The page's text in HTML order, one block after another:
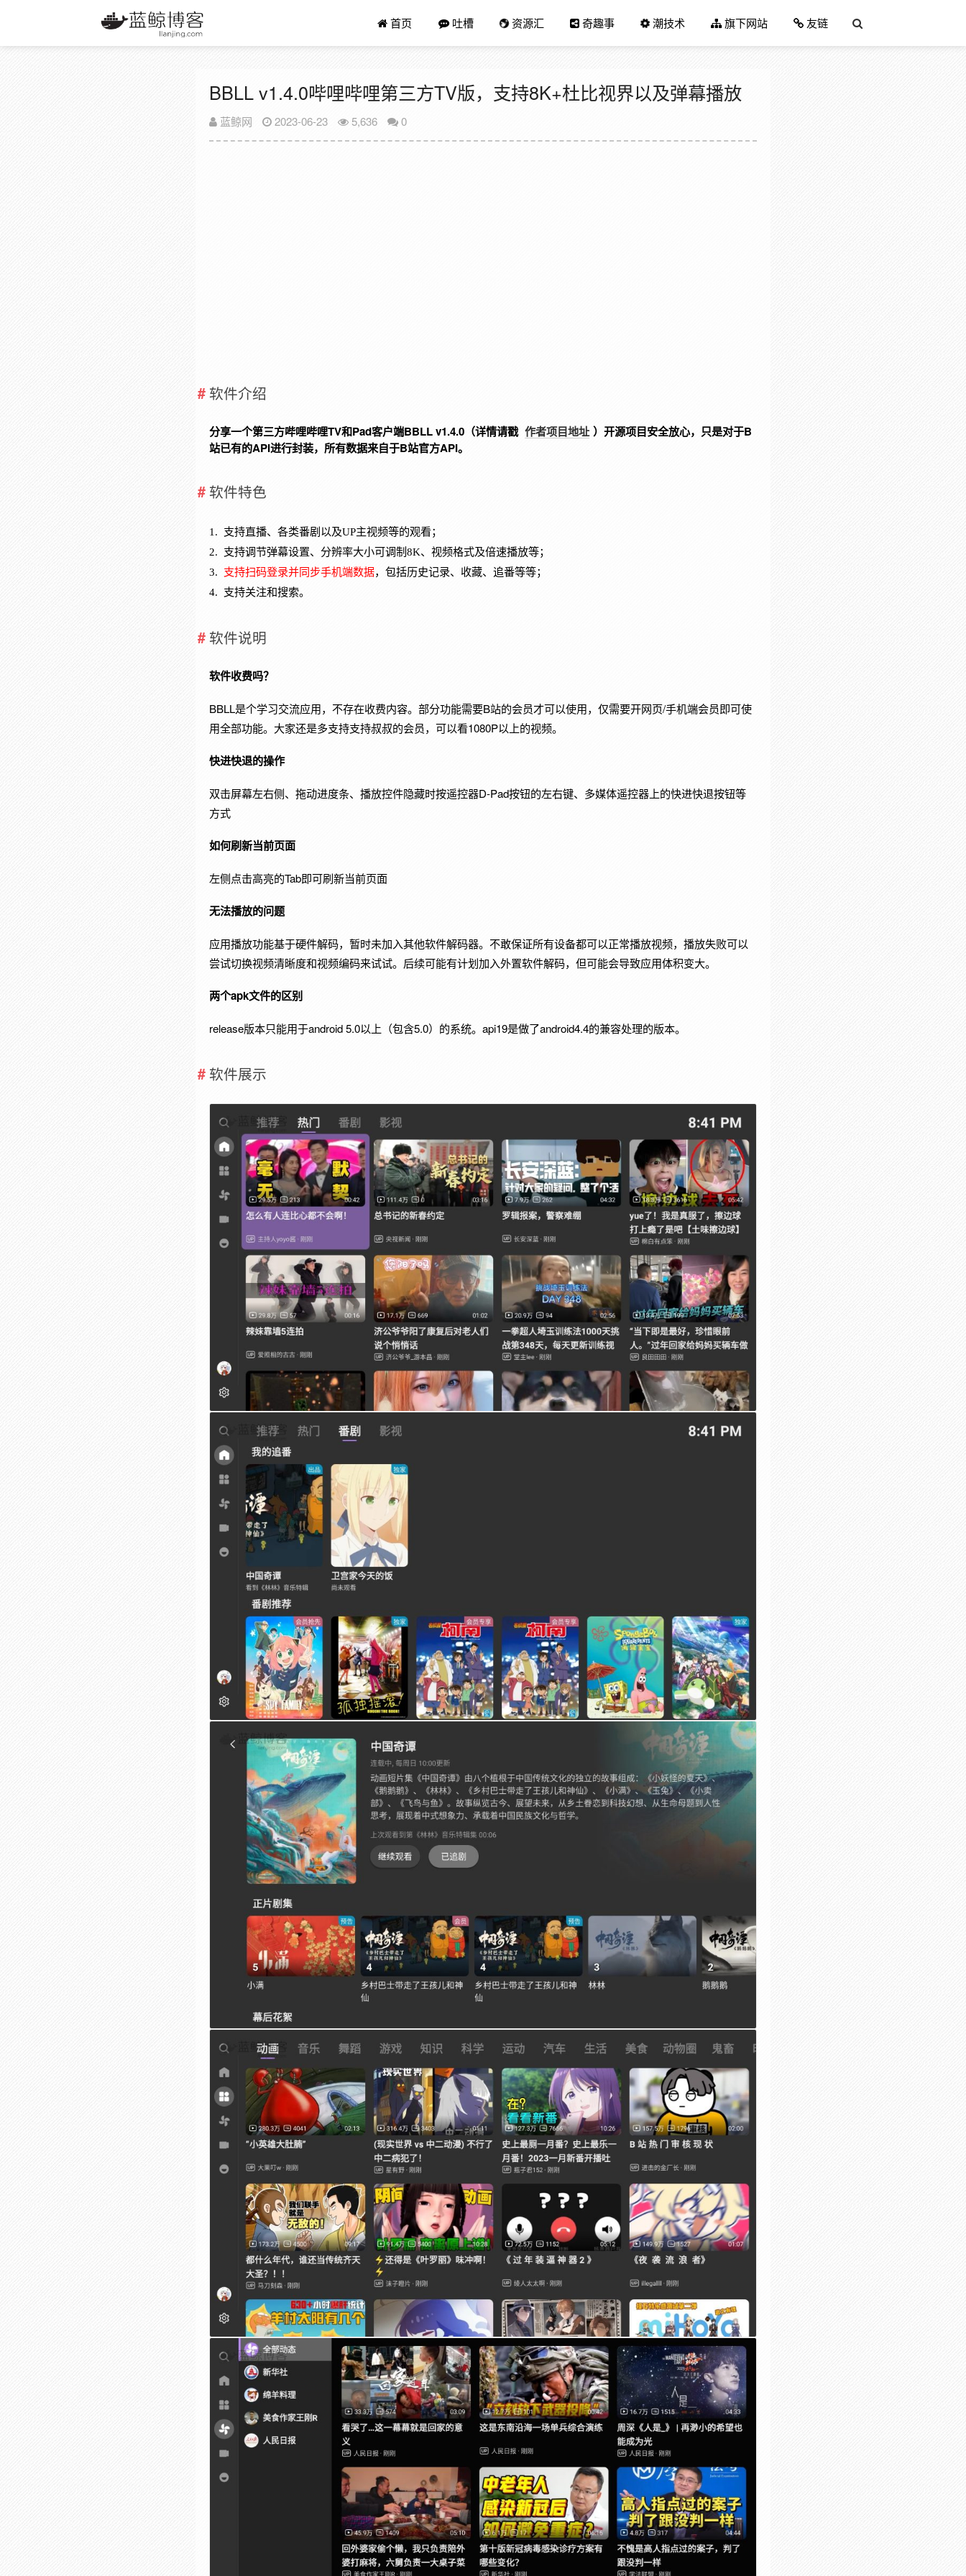
首页 吐槽 资源汇 奇趣事 潮技术 旗下网站 友链
BBLL v1.4.0哔哩哔哩第三方TV版，支持8K+杜比视界以及弹幕播放
蓝鲸网 2023-06-23 5,636 0
软件介绍
分享一个第三方哔哩哔哩TV和Pad客户端BBLL v1.4.0 （详情请戳 作者项目地址 ）开源项目安全放心，
只是对于B
站已有的API进行封装，所有数据来自于B站官方API。
软件特色
1. 支持直播、各类番剧以及UP主视频等的观看；
2. 支持调节弹幕设置、分辨率大小可调制8K、视频格式及倍速播放等；
3. 支持扫码登录并同步手机端数据，包括历史记录、收藏、追番等等；
4. 支持关注和搜索。
软件说明
软件收费吗？
BBLL是个学习交流应用，不存在收费内容。部分功能需要B站的会员才可以使用，仅需要开网页/手机端会员即可使
用全部功能。大家还是多支持支持叔叔的会员，可以看1080P以上的视频。
快进快退的操作
双击屏幕左右侧、拖动进度条、播放控件隐藏时按遥控器D-Pad按钮的左右键、多媒体遥控器上的快进快退按钮等
方式
如何刷新当前页面
左侧点击高亮的Tab即可刷新当前页面
无法播放的问题
应用播放功能基于硬件解码，暂时未加入其他软件解码器。不敢保证所有设备都可以正常播放视频，播放失败可以
尝试切换视频清晰度和视频编码来试试。后续可能有计划加入外置软件解码，但可能会导致应用体积变大。
两个apk文件的区别
release版本只能用于android 5.0以上（包含5.0）的系统。api19是做了android4.4的兼容处理的版本。
软件展示